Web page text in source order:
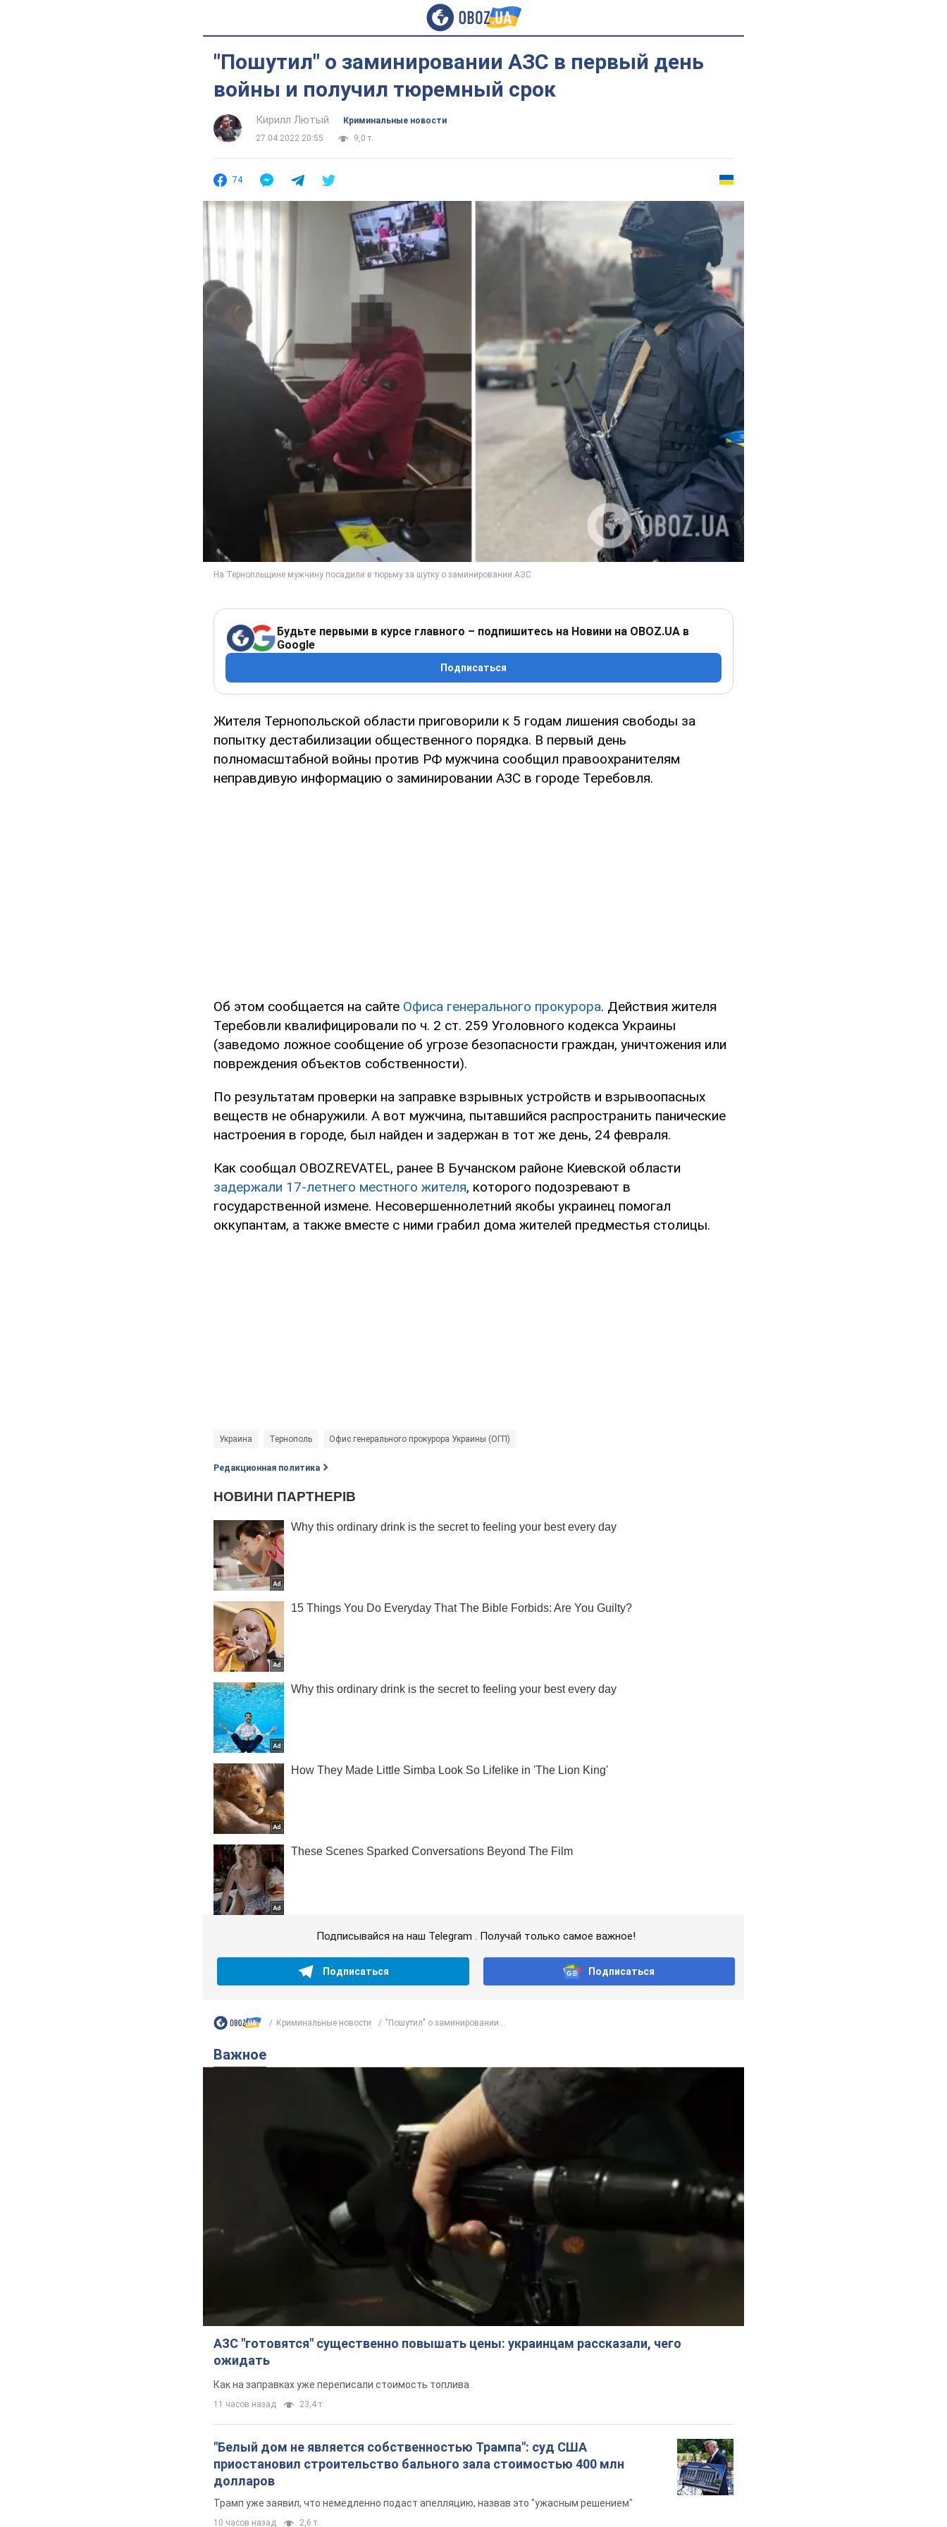
"Пошутил" о заминировании АЗС в первый день
войны и получил тюремный срок
Кирилл Лютый
Криминальные новости
27.04.2022 20:55
9,0 т.
74
Будьте первыми в курсе главного – подпишитесь на Новини на OBOZ.UA в
Google
Подписаться
Жителя Тернопольской области приговорили к 5 годам лишения свободы за
попытку дестабилизации общественного порядка. В первый день
полномасштабной войны против РФ мужчина сообщил правоохранителям
неправдивую информацию о заминировании АЗС в городе Теребовля.
Об этом сообщается на сайте Офиса генерального прокурора. Действия жителя
Теребовли квалифицировали по ч. 2 ст. 259 Уголовного кодекса Украины
(заведомо ложное сообщение об угрозе безопасности граждан, уничтожения или
повреждения объектов собственности).
По результатам проверки на заправке взрывных устройств и взрывоопасных
веществ не обнаружили. А вот мужчина, пытавшийся распространить панические
настроения в городе, был найден и задержан в тот же день, 24 февраля.
Как сообщал OBOZREVATEL, ранее В Бучанском районе Киевской области
задержали 17-летнего местного жителя, которого подозревают в
государственной измене. Несовершеннолетний якобы украинец помогал
оккупантам, а также вместе с ними грабил дома жителей предместья столицы.
Украина Тернополь Офис генерального прокурора Украины (ОГП)
Редакционная политика
Подписывайся на наш Telegram . Получай только самое важное!
Подписаться Подписаться
Криминальные новости "Пошутил" о заминировании...
Важное
АЗС "готовятся" существенно повышать цены: украинцам рассказали, чего
ожидать
Как на заправках уже переписали стоимость топлива
11 часов назад 23,4 т.
"Белый дом не является собственностью Трампа": суд США
приостановил строительство бального зала стоимостью 400 млн
долларов
Трамп уже заявил, что немедленно подаст апелляцию, назвав это "ужасным решением"
10 часов назад 2,6 т.